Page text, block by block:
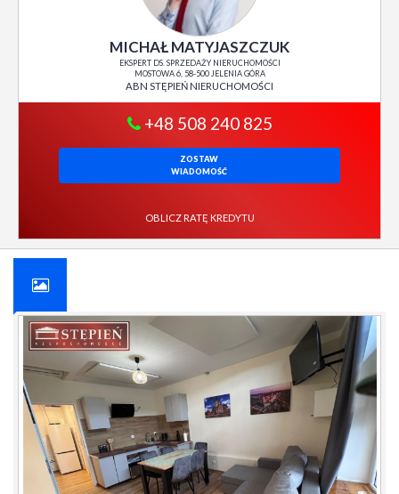
MICHAŁ MATYJASZCZUK
EKSPERT DS. SPRZEDAŻY NIERUCHOMOŚCI
MOSTOWA 6, 58-500 JELENIA GÓRA
ABN STĘPIEŃ NIERUCHOMOŚCI
+48 508 240 825
ZOSTAW
WIADOMOŚĆ
OBLICZ RATĘ KREDYTU